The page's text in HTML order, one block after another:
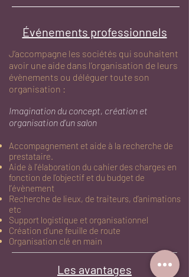
Événements professionnels
J’accompagne les sociétés qui souhaitent
avoir une aide dans l’organisation de leurs
évènements ou déléguer toute son
organisation :
Imagination du concept, création et
organisation d’un salon
Accompagnement et aide à la recherche de
prestataire.
Aide à l’élaboration du cahier des charges en
fonction de l’objectif et du budget de
l’évènement
Recherche de lieux, de traiteurs, d’animations
etc
Support logistique et organisationnel
Création d’une feuille de route
Organisation clé en main
Les avantages